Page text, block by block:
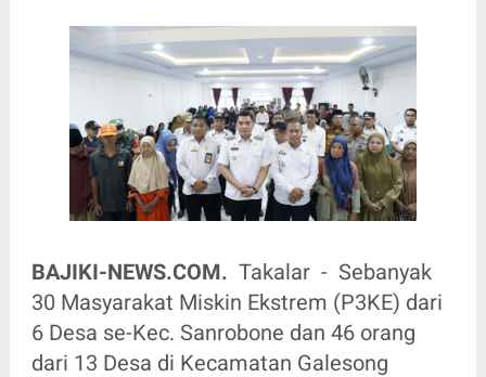
BAJIKI-NEWS.COM. Takalar - Sebanyak
30 Masyarakat Miskin Ekstrem (P3KE) dari
6 Desa se-Kec. Sanrobone dan 46 orang
dari 13 Desa di Kecamatan Galesong